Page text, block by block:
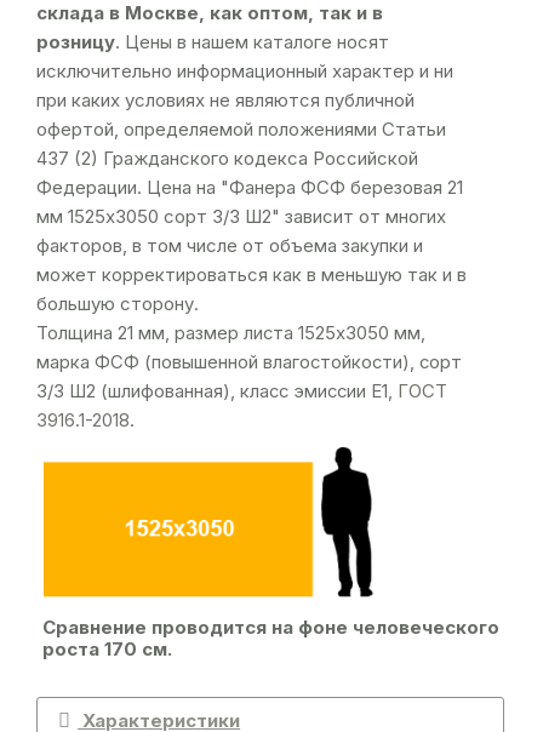
склада в Москве, как оптом, так и в
розницу. Цены в нашем каталоге носят
исключительно информационный характер и ни
при каких условиях не являются публичной
офертой, определяемой положениями Статьи
437 (2) Гражданского кодекса Российской
Федерации. Цена на "Фанера ФСФ березовая 21
мм 1525х3050 сорт 3/3 Ш2" зависит от многих
факторов, в том числе от объема закупки и
может корректироваться как в меньшую так и в
большую сторону.
Толщина 21 мм, размер листа 1525х3050 мм,
марка ФСФ (повышенной влагостойкости), сорт
3/3 Ш2 (шлифованная), класс эмиссии Е1, ГОСТ
3916.1-2018.
Сравнение проводится на фоне человеческого
роста 170 см.
Характеристики